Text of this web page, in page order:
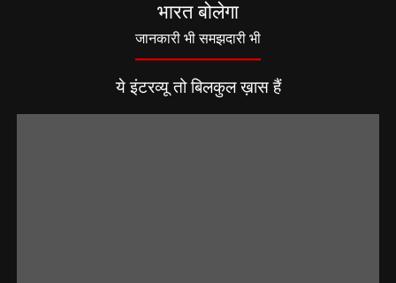
भारत बोलेगा
जानकारी भी समझदारी भी
ये इंटरव्यू तो बिलकुल ख़ास हैं